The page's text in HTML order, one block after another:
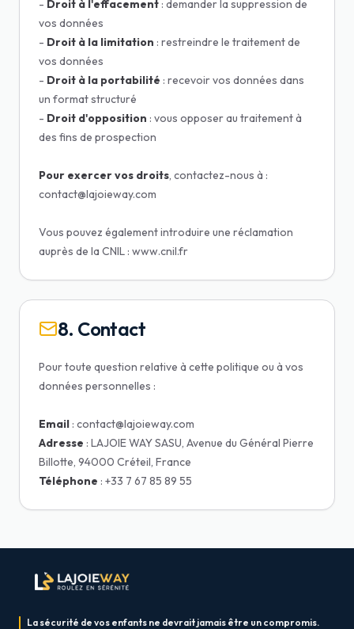
- Droit à l'effacement : demander la suppression de
vos données
- Droit à la limitation : restreindre le traitement de
vos données
- Droit à la portabilité : recevoir vos données dans
un format structuré
- Droit d'opposition : vous opposer au traitement à
des fins de prospection
Pour exercer vos droits, contactez-nous à :
contact@lajoieway.com
Vous pouvez également introduire une réclamation
auprès de la CNIL : www.cnil.fr
8. Contact
Pour toute question relative à cette politique ou à vos
données personnelles :
Email
Adresse : LAJOIE WAY SASU, Avenue du Général Pierre
Téléphone : +33 7 67 85 89 55
La sécurité de vos enfants ne devrait jamais être un compromis.